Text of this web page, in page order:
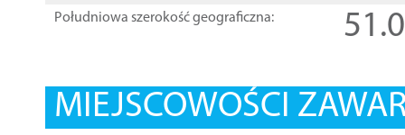
Południowa szerokość geograficzna:
MIEJSCOWOŚCI